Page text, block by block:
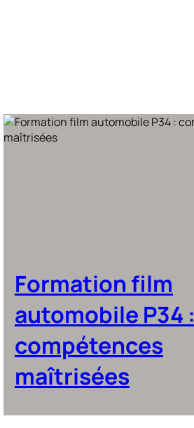
Formation film
automobile P34 :
compétences
maîtrisées